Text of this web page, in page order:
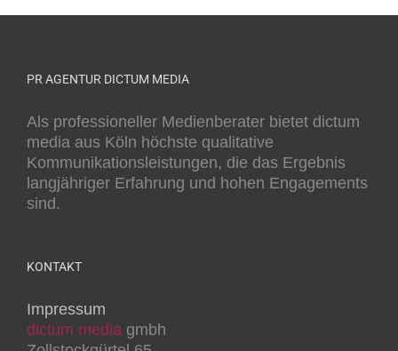
PR AGENTUR DICTUM MEDIA
Als professioneller Medienberater bietet dictum
media aus Köln höchste qualitative
Kommunikationsleistungen, die das Ergebnis
langjähriger Erfahrung und hohen Engagements
sind.
KONTAKT
Impressum
dictum media gmbh